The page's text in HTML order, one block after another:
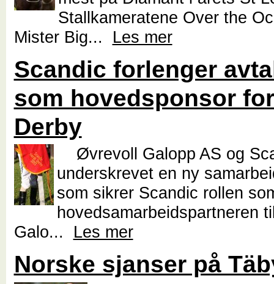
Stallkameratene Over the
Mister Big... Les mer
Scandic forlenger
som hovedsponsor
Derby
Øvrevoll Galopp AS og
underskrevet en ny
som sikrer Scandic rollen
hovedsamarbeidspartneren
Galo... Les mer
Norske sjanser på